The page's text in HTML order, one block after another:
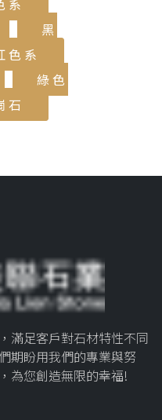
系
黑
色系
綠色
石
滿足客戶對石材特性不同
期盼用我們的專業與努
為您創造無限的幸福!